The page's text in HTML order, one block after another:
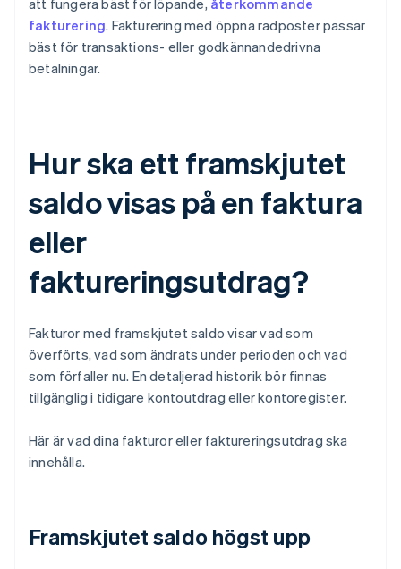
att fungera bäst för löpande, återkommande
fakturering. Fakturering med öppna radposter passar
bäst för transaktions- eller godkännandedrivna
betalningar.
Hur ska ett framskjutet
saldo visas på en faktura
eller
faktureringsutdrag?
Fakturor med framskjutet saldo visar vad som
överförts, vad som ändrats under perioden och vad
som förfaller nu. En detaljerad historik bör finnas
tillgänglig i tidigare kontoutdrag eller kontoregister.
Här är vad dina fakturor eller faktureringsutdrag ska
innehålla.
Framskjutet saldo högst upp